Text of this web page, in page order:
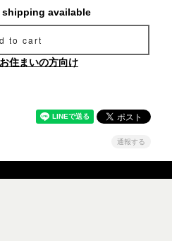
available
to cart
住まいの方向け
通報する